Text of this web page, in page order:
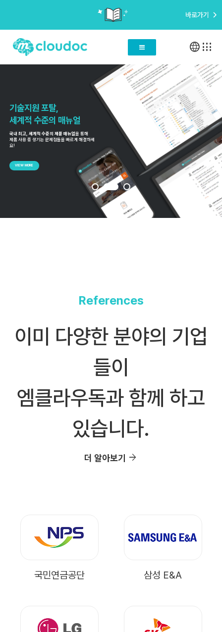
바로가기
language apps
기술지원 포탈,
세계적 수준의 매뉴얼
국내 최고, 세계적 수준의 제품 매뉴얼을 통해
제품 사용 중 생기는 문제점들을 빠르게 해결하세
요!
VIEW MORE
References
이미 다양한 분야의 기업
들이
엠클라우독과 함께 하고
있습니다.
더 알아보기 arrow_forward
국민연금공단 삼성 E&A